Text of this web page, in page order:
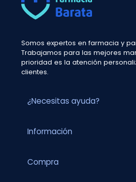
Somos expertos en farmacia y
Trabajamos para las mejores
prioridad es la atención
clientes.
¿Necesitas ayuda?
Información
Compra